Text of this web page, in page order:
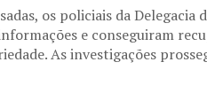
os policiais da
e conseguiram
As investigações